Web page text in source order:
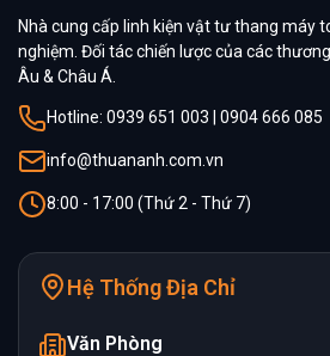
Nhà cung cấp linh kiện vật tư thang máy
nghiệm. Đối tác chiến lược của các
Âu & Châu Á.
Hotline: 0939 651 003 | 0904 666 085
info@thuananh.com.vn
8:00 - 17:00 (Thứ 2 - Thứ 7)
Hệ Thống Địa Chỉ
Văn Phòng